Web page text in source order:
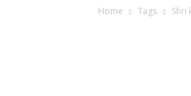
Home Tags Shri